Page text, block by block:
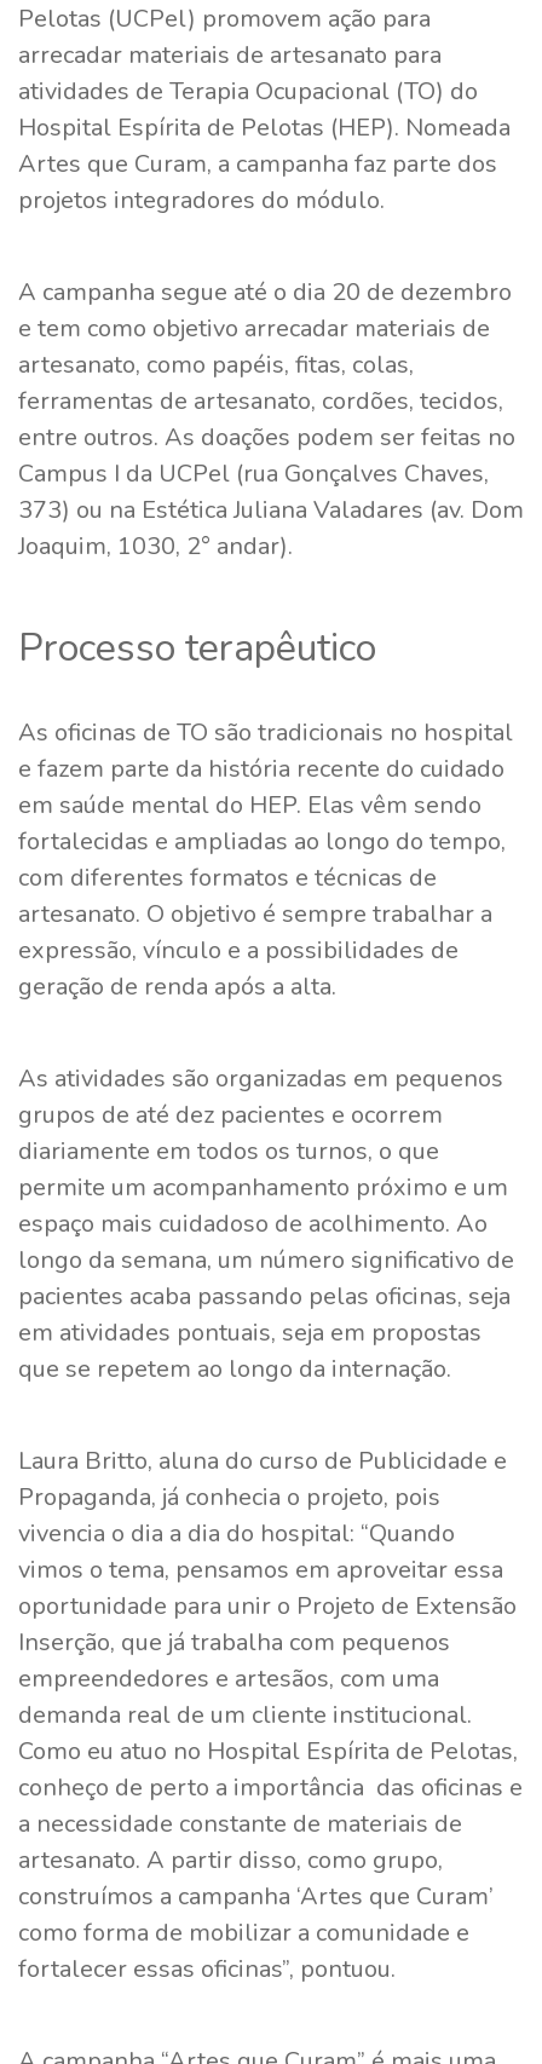
Pelotas (UCPel) promovem ação para
arrecadar materiais de artesanato para
atividades de Terapia Ocupacional (TO) do
Hospital Espírita de Pelotas (HEP). Nomeada
Artes que Curam, a campanha faz parte dos
projetos integradores do módulo.
A campanha segue até o dia 20 de dezembro
e tem como objetivo arrecadar materiais de
artesanato, como papéis, fitas, colas,
ferramentas de artesanato, cordões, tecidos,
entre outros. As doações podem ser feitas no
Campus I da UCPel (rua Gonçalves Chaves,
373) ou na Estética Juliana Valadares (av. Dom
Joaquim, 1030, 2° andar).
Processo terapêutico
As oficinas de TO são tradicionais no hospital
e fazem parte da história recente do cuidado
em saúde mental do HEP. Elas vêm sendo
fortalecidas e ampliadas ao longo do tempo,
com diferentes formatos e técnicas de
artesanato. O objetivo é sempre trabalhar a
expressão, vínculo e a possibilidades de
geração de renda após a alta.
As atividades são organizadas em pequenos
grupos de até dez pacientes e ocorrem
diariamente em todos os turnos, o que
permite um acompanhamento próximo e um
espaço mais cuidadoso de acolhimento. Ao
longo da semana, um número significativo de
pacientes acaba passando pelas oficinas, seja
em atividades pontuais, seja em propostas
que se repetem ao longo da internação.
Laura Britto, aluna do curso de Publicidade e
Propaganda, já conhecia o projeto, pois
vivencia o dia a dia do hospital: “Quando
vimos o tema, pensamos em aproveitar essa
oportunidade para unir o Projeto de Extensão
Inserção, que já trabalha com pequenos
empreendedores e artesãos, com uma
demanda real de um cliente institucional.
Como eu atuo no Hospital Espírita de Pelotas,
conheço de perto a importância das oficinas e
a necessidade constante de materiais de
artesanato. A partir disso, como grupo,
construímos a campanha ‘Artes que Curam’
como forma de mobilizar a comunidade e
fortalecer essas oficinas”, pontuou.